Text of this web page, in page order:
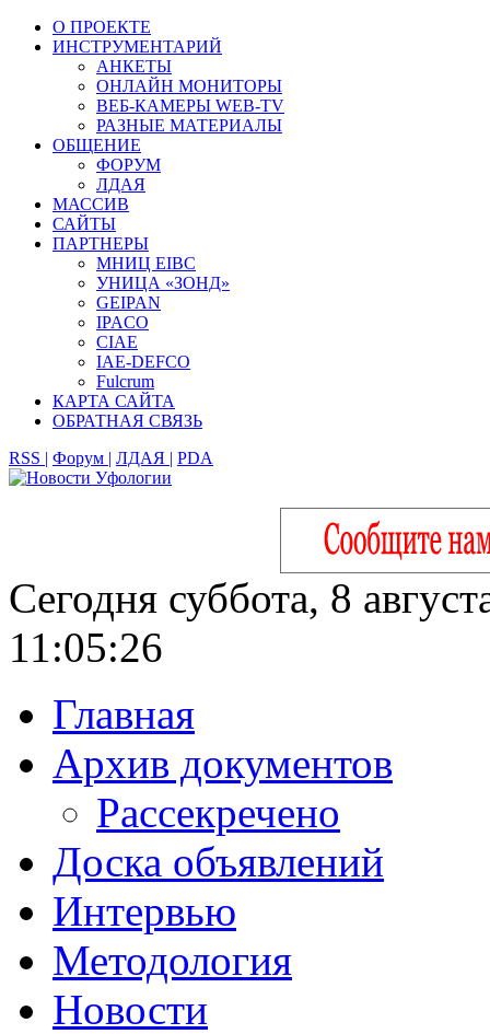
О ПРОЕКТЕ
ИНСТРУМЕНТАРИЙ
АНКЕТЫ
ОНЛАЙН МОНИТОРЫ
ВЕБ-КАМЕРЫ WEB-TV
РАЗНЫЕ МАТЕРИАЛЫ
ОБЩЕНИЕ
ФОРУМ
ЛДАЯ
МАССИВ
САЙТЫ
ПАРТНЕРЫ
МНИЦ EIBC
УНИЦА «ЗОНД»
GEIPAN
IPACO
CIAE
IAE-DEFCO
Fulcrum
КАРТА САЙТА
ОБРАТНАЯ СВЯЗЬ
RSS | Форум | ЛДАЯ | PDA
Сегодня суббота, 8
11:05:27
Главная
Архив документов
Рассекречено
Доска объявлений
Интервью
Методология
Новости